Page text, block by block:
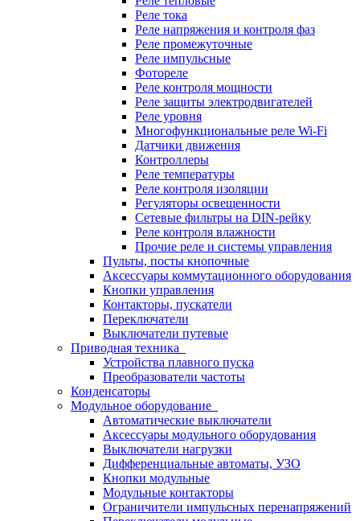
Реле тока
Реле напряжения и контроля фаз
Реле промежуточные
Реле импульсные
Фотореле
Реле контроля мощности
Реле защиты электродвигателей
Реле уровня
Многофункциональные реле Wi-Fi
Датчики движения
Контроллеры
Реле температуры
Реле контроля изоляции
Регуляторы освещенности
Сетевые фильтры на DIN-рейку
Реле контроля влажности
Прочие реле и системы управления
Пульты, посты кнопочные
Аксессуары коммутационного оборудования
Кнопки управления
Контакторы, пускатели
Переключатели
Выключатели путевые
Приводная техника
Устройства плавного пуска
Преобразователи частоты
Конденсаторы
Модульное оборудование
Автоматические выключатели
Аксессуары модульного оборудования
Выключатели нагрузки
Дифференциальные автоматы, УЗО
Кнопки модульные
Модульные контакторы
Ограничители импульсных перенапряжений